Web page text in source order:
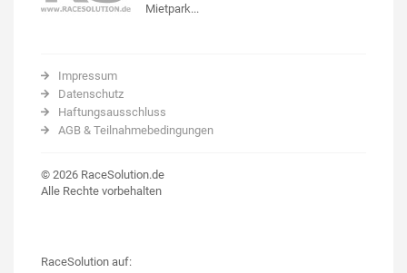
Mietpark...
Impressum
Datenschutz
Haftungsausschluss
AGB & Teilnahmebedingungen
© 2026 RaceSolution.de
Alle Rechte vorbehalten
RaceSolution auf: